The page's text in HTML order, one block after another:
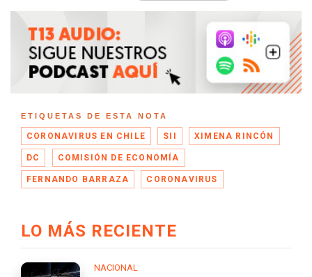
ETIQUETAS DE ESTA NOTA
CORONAVIRUS EN CHILE SII XIMENA RINCÓN
DC COMISIÓN DE ECONOMÍA
FERNANDO BARRAZA CORONAVIRUS
LO MÁS RECIENTE
NACIONAL